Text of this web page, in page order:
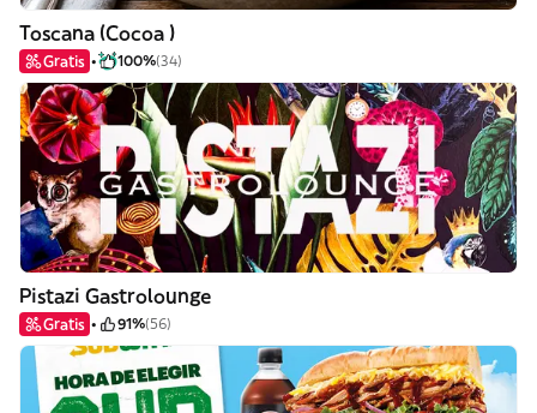
Toscana (Cocoa )
Gratis 100%(34)
Pistazi Gastrolounge
Gratis 91%(56)